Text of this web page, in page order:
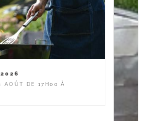
AOÛT DE 17H00 À